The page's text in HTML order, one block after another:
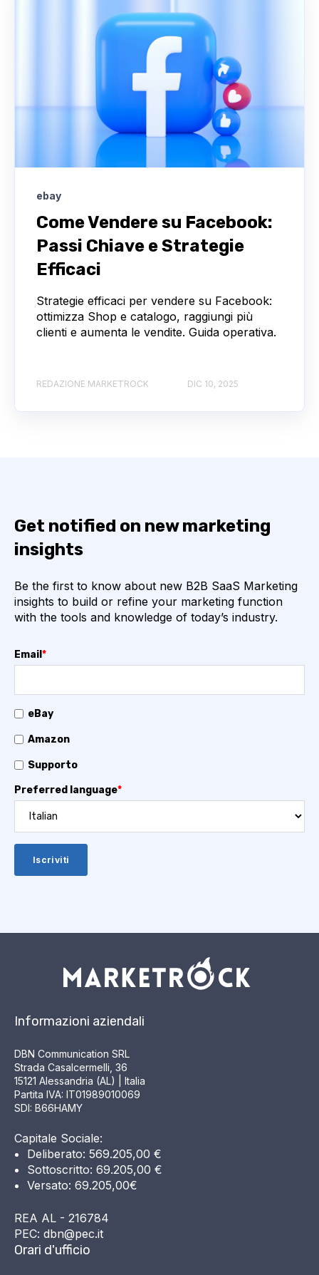
ebay
Come Vendere su Facebook:
Passi Chiave e Strategie
Efficaci
Strategie efficaci per vendere su Facebook:
ottimizza Shop e catalogo, raggiungi più
clienti e aumenta le vendite. Guida operativa.
REDAZIONE MARKETROCK DIC 10, 2025
Get notified on new marketing
insights
Be the first to know about new B2B SaaS Marketing
insights to build or refine your marketing function
with the tools and knowledge of today’s industry.
Email *
eBay
Amazon
Supporto
Preferred language*
Informazioni aziendali
DBN Communication SRL
Strada Casalcermelli, 36
15121 Alessandria (AL) | Italia
Partita IVA: IT01989010069
SDI: B66HAMY
Capitale Sociale:
Deliberato: 569.205,00 €
Sottoscritto: 69.205,00 €
Versato: 69.205,00€
REA AL - 216784
PEC: dbn@pec.it
Orari d'ufficio